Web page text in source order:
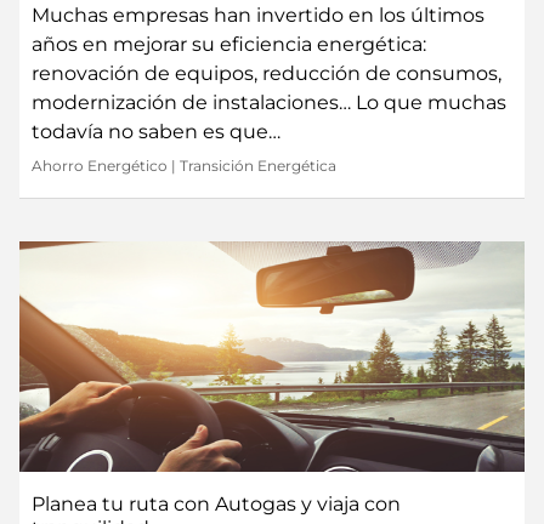
Muchas empresas han invertido en los últimos
años en mejorar su eficiencia energética:
renovación de equipos, reducción de consumos,
modernización de instalaciones… Lo que muchas
todavía no saben es que…
Ahorro Energético | Transición Energética
Planea tu ruta con Autogas y viaja con